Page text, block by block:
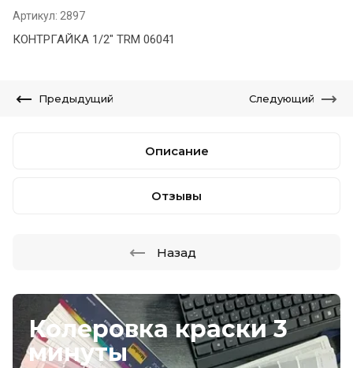
Колеровка краски 3
минуты
Артикул: 2897
КОНТРГАЙКА 1/2" TRM 06041
Предыдущий Следующий
Описание
Отзывы
Назад